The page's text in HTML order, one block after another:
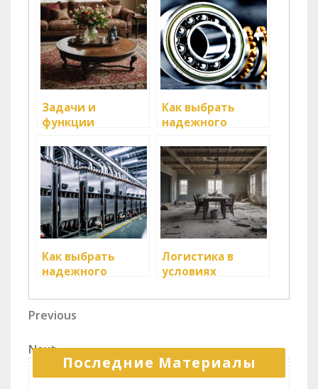
Задачи и
функции
менеджера
Как выбрать
надежного
партнера
Как выбрать
надежного
партнера
Логистика в
условиях
кризиса
Навигация
по
записям
Previous
Previous
Next
Post
Next
Последние Материалы